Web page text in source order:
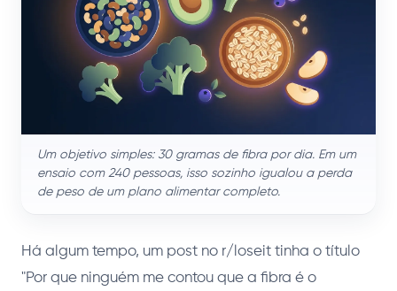
Um objetivo simples: 30 gramas de fibra por dia. Em um
ensaio com 240 pessoas, isso sozinho igualou a perda
de peso de um plano alimentar completo.
Há algum tempo, um post no r/loseit tinha o título
"Por que ninguém me contou que a fibra é o